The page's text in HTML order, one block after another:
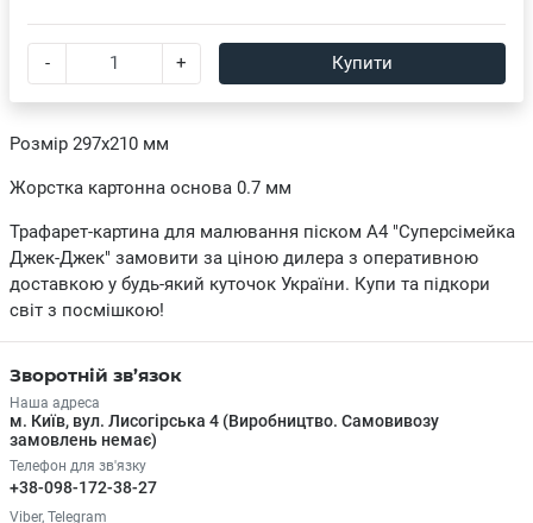
Розмір 297х210 мм
Жорстка картонна основа 0.7 мм
Трафарет-картина для малювання піском А4 "Суперсімейка
Джек-Джек" замовити за ціною дилера з оперативною
доставкою у будь-який куточок України. Купи та підкори
світ з посмішкою!
- + Купити
Зворотній зв’язок
Наша адреса
м. Київ, вул. Лисогірська 4 (Виробництво. Самовивозу
замовлень немає)
Телефон для зв'язку
+38-098-172-38-27
Viber, Telegram